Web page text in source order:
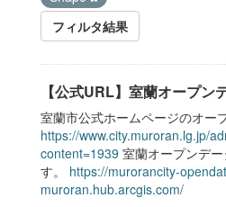
フィルタ結果
【公式URL】室蘭オープン
室蘭市公式ホームページのオー
https://www.city.muroran.lg.jp/
content=1939 室蘭オープンデ
す。 https://murorancity-
muroran.hub.arcgis.com/